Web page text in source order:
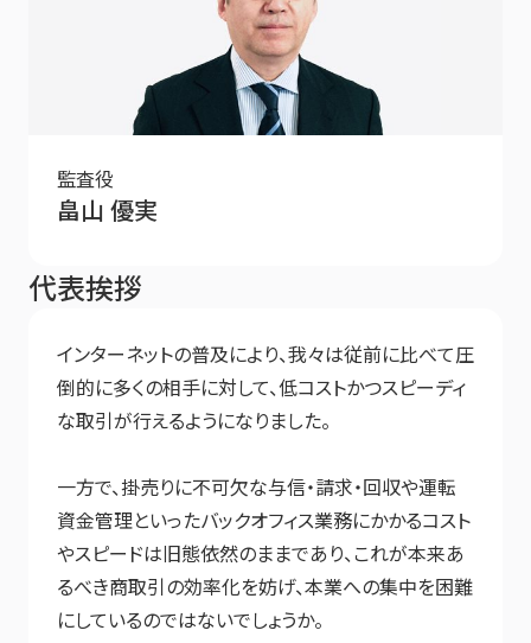
監査役
畠山 優実
代表挨拶
インターネットの普及により、我々は従前に比べて圧
倒的に多くの相手に対して、低コストかつスピーディ
な取引が行えるようになりました。
一方で、掛売りに不可欠な与信・請求・回収や運転
資金管理といったバックオフィス業務にかかるコスト
やスピードは旧態依然のままであり、これが本来あ
るべき商取引の効率化を妨げ、本業への集中を困難
にしているのではないでしょうか。